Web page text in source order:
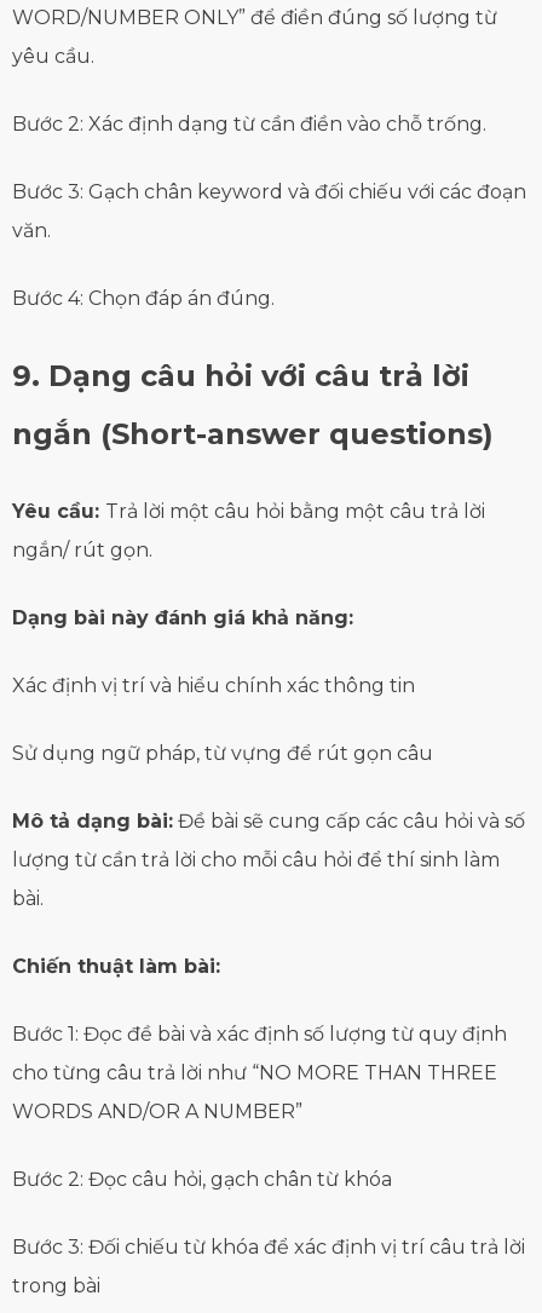
WORD/NUMBER ONLY” để điền đúng số lượng từ
yêu cầu.
Bước 2: Xác định dạng từ cần điền vào chỗ trống.
Bước 3: Gạch chân keyword và đối chiếu với các đoạn
văn.
Bước 4: Chọn đáp án đúng.
9. Dạng câu hỏi với câu trả lời
ngắn (Short-answer questions)
Yêu cầu: Trả lời một câu hỏi bằng một câu trả lời
ngắn/ rút gọn.
Dạng bài này đánh giá khả năng:
Xác định vị trí và hiểu chính xác thông tin
Sử dụng ngữ pháp, từ vựng để rút gọn câu
Mô tả dạng bài: Đề bài sẽ cung cấp các câu hỏi và số
lượng từ cần trả lời cho mỗi câu hỏi để thí sinh làm
bài.
Chiến thuật làm bài:
Bước 1: Đọc đề bài và xác định số lượng từ quy định
cho từng câu trả lời như “NO MORE THAN THREE
WORDS AND/OR A NUMBER”
Bước 2: Đọc câu hỏi, gạch chân từ khóa
Bước 3: Đối chiếu từ khóa để xác định vị trí câu trả lời
trong bài